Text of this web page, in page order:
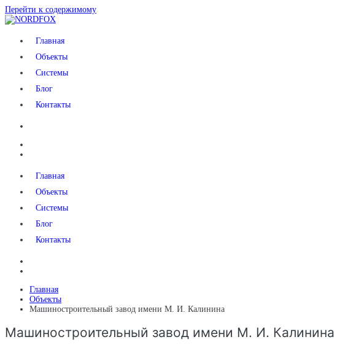
Перейти к содержимому
NORDFOXГлавная
Объекты
Системы
Блог
Контакты
Главная
Объекты
Системы
Блог
Контакты
Главная
Объекты
Машиностроительный завод имени М. И. Калинина
Машиностроительный завод имени М. И. Калинина